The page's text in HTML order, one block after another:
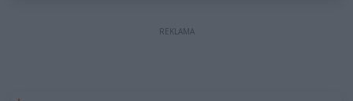
REKLAMA